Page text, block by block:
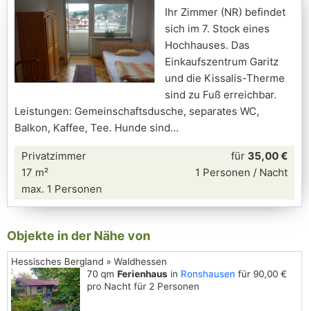
Ihr Zimmer (NR) befindet
sich im 7. Stock eines
Hochhauses. Das
Einkaufszentrum Garitz
und die Kissalis-Therme
sind zu Fuß erreichbar.
Leistungen: Gemeinschaftsdusche, separates WC,
Balkon, Kaffee, Tee. Hunde sind
Privatzimmer
17 m²
max. 1 Personen
für 35,00 €
1 Personen / Nacht
Objekte in der Nähe von
Hessisches Bergland » Waldhessen
70 qm Ferienhaus in Ronshausen für 90,00 €
pro Nacht für 2 Personen